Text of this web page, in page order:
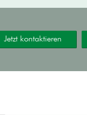
Jetzt kontaktieren